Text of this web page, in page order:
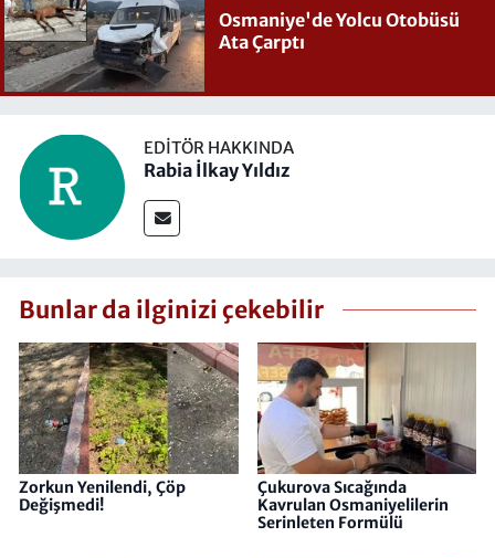
Osmaniye'de Yolcu Otobüsü
Ata Çarptı
EDITÖR HAKKINDA
Rabia İlkay Yıldız
Bunlar da ilginizi çekebilir
Zorkun Yenilendi, Çöp
Değişmedi!
Çukurova Sıcağında
Kavrulan Osmaniyelilerin
Serinleten Formülü